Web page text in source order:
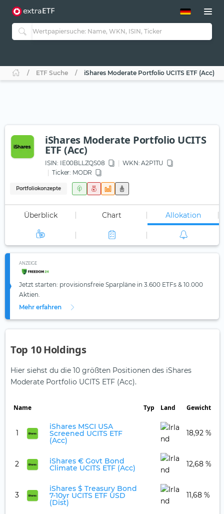
ETF-Guide 2.0
Guide Aktive ETFs
ETF-Sparpläne
ETF Suche iShares Moderate Portfolio UCITS ETF (Acc)
iShares Moderate Portfolio UCITS
ETF (Acc)
ISIN: IE00BLLZQS08 WKN: A2P1TU
Ticker: MODR
Portfoliokonzepte
Überblick Chart Allokation
ANZEIGE
Jetzt starten: provisionsfreie Sparpläne in 3.600 ETFs & 10.000
Aktien.
Mehr erfahren
Top 10 Holdings
Hier siehst du die 10 größten Positionen des iShares
Moderate Portfolio UCITS ETF (Acc).
Name Typ Land Gewicht
1
iShares MSCI USA
Screened UCITS ETF
(Acc)
18,92 %
2 iShares € Govt Bond
Climate UCITS ETF (Acc) 12,68 %
3
iShares $ Treasury Bond
7-10yr UCITS ETF USD
(Dist)
11,68 %